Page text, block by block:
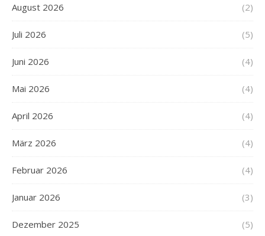
August 2026 (2)
Juli 2026 (5)
Juni 2026 (4)
Mai 2026 (4)
April 2026 (4)
März 2026 (4)
Februar 2026 (4)
Januar 2026 (3)
Dezember 2025 (5)